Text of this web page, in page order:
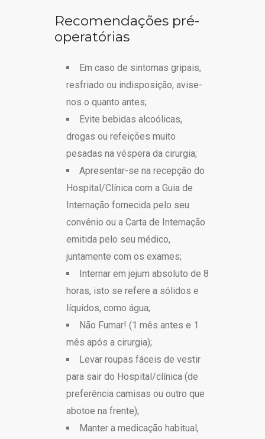
Recomendações pré-
operatórias
Em caso de sintomas gripais,
resfriado ou indisposição, avise-
nos o quanto antes;
Evite bebidas alcoólicas,
drogas ou refeições muito
pesadas na véspera da cirurgia;
Apresentar-se na recepção do
Hospital/Clínica com a Guia de
Internação fornecida pelo seu
convênio ou a Carta de Internação
emitida pelo seu médico,
juntamente com os exames;
Internar em jejum absoluto de 8
horas, isto se refere a sólidos e
líquidos, como água;
Não Fumar! (1 mês antes e 1
mês após a cirurgia);
Levar roupas fáceis de vestir
para sair do Hospital/clínica (de
preferência camisas ou outro que
abotoe na frente);
Manter a medicação habitual,